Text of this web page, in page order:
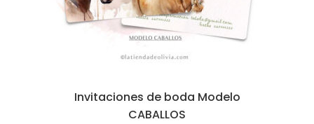
Invitaciones de boda Modelo
CABALLOS